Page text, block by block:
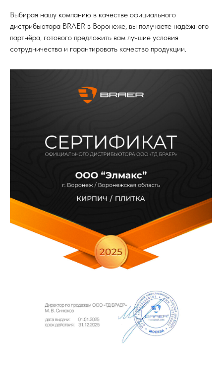
Выбирая нашу компанию в качестве официального
дистрибьютора BRAER в Воронеже, вы получаете надёжного
партнёра, готового предложить вам лучшие условия
сотрудничества и гарантировать качество продукции.